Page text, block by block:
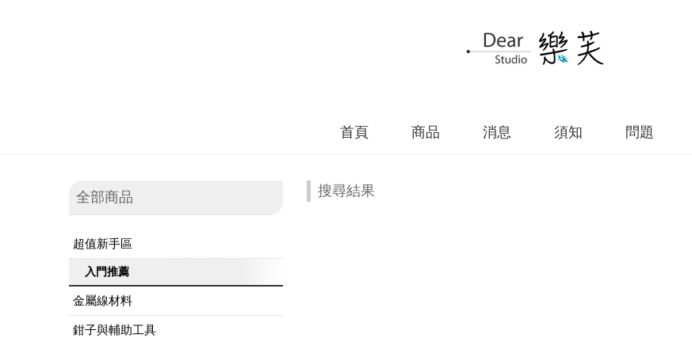
首頁 商品 消息 須知 問題
全部商品
超值新手區
入門推薦
金屬線材料
鉗子與輔助工具
搜尋結果